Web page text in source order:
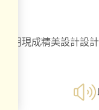
用現成精美設計設